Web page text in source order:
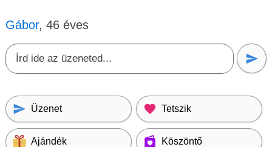
Gábor, 46 éves
Üzenet Tetszik
Ajándék Köszöntő